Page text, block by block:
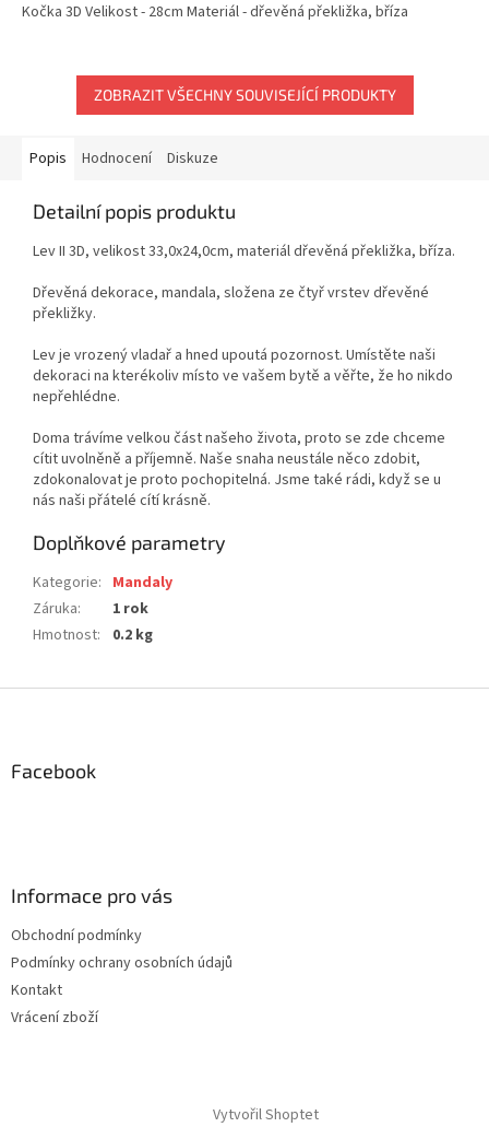
Kočka 3D Velikost - 28cm Materiál - dřevěná překližka, bříza
ZOBRAZIT VŠECHNY SOUVISEJÍCÍ PRODUKTY
Popis Hodnocení Diskuze
Detailní popis produktu
Lev II 3D, velikost 33,0x24,0cm, materiál dřevěná překližka, bříza.
Dřevěná dekorace, mandala, složena ze čtyř vrstev dřevěné
překližky.
Lev je vrozený vladař a hned upoutá pozornost. Umístěte naši
dekoraci na kterékoliv místo ve vašem bytě a věřte, že ho nikdo
nepřehlédne.
Doma trávíme velkou část našeho života, proto se zde chceme
cítit uvolněně a příjemně. Naše snaha neustále něco zdobit,
zdokonalovat je proto pochopitelná. Jsme také rádi, když se u
nás naši přátelé cítí krásně.
Doplňkové parametry
Kategorie: Mandaly
Záruka:
1 rok
Hmotnost: 0.2 kg
Facebook
Informace pro vás
Obchodní podmínky
Podmínky ochrany osobních údajů
Kontakt
Vrácení zboží
Vytvořil Shoptet